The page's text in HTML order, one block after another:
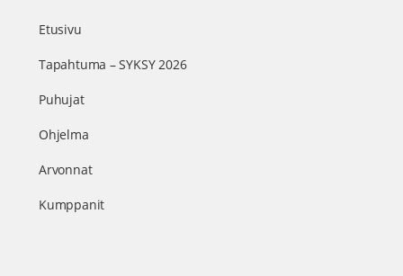
Etusivu
Tapahtuma – SYKSY 2026
Puhujat
Ohjelma
Arvonnat
Kumppanit